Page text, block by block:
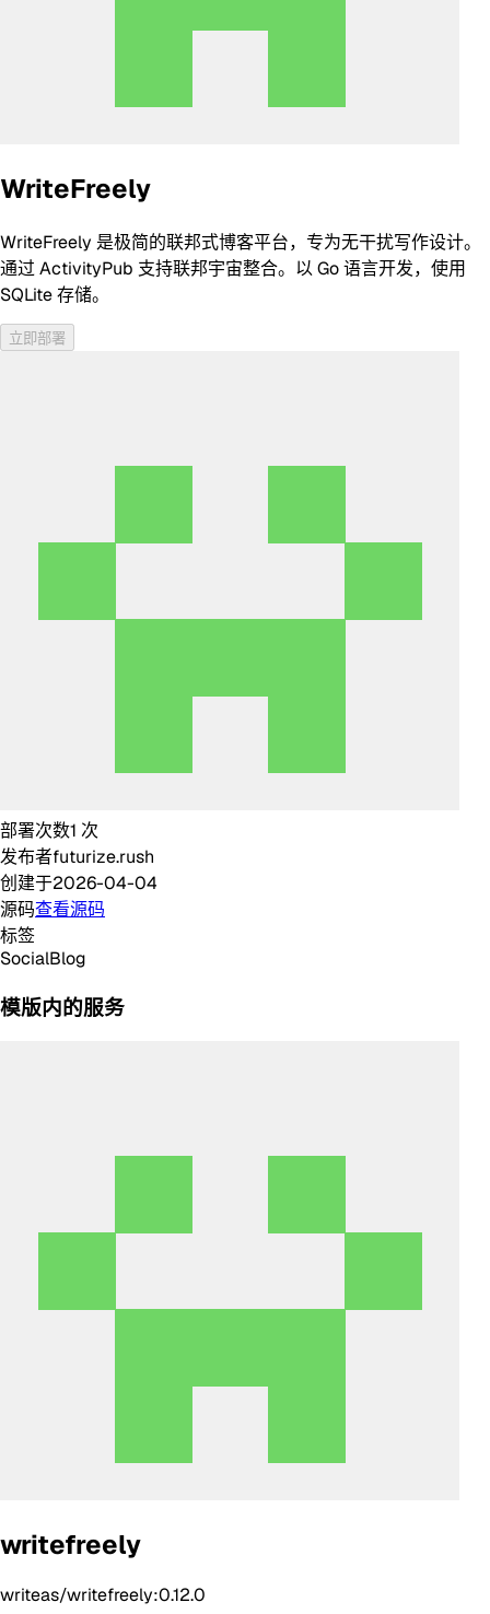
WriteFreely
WriteFreely 是极简的联邦式博客平台，专为无干扰写作设计。
通过 ActivityPub 支持联邦宇宙整合。以 Go 语言开发，使用
SQLite 存储。
立即部署
部署次数1 次
发布者futurize.rush
创建于2026-04-04
源码查看源码
标签
SocialBlog
模版内的服务
writefreely
writeas/writefreely:0.12.0